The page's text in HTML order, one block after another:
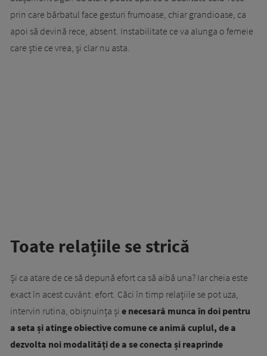
prin care bărbatul face gesturi frumoase, chiar grandioase, ca
apoi să devină rece, absent. Instabilitate ce va alunga o femeie
care știe ce vrea, și clar nu asta.
Toate relațiile se strică
Și ca atare de ce să depună efort ca să aibă una? Iar cheia este
exact în acest cuvânt: efort. Căci în timp relațiile se pot uza,
intervin rutina, obișnuința și e necesară munca în doi pentru
a seta și atinge obiective comune ce animă cuplul, de a
dezvolta noi modalități de a se conecta și reaprinde